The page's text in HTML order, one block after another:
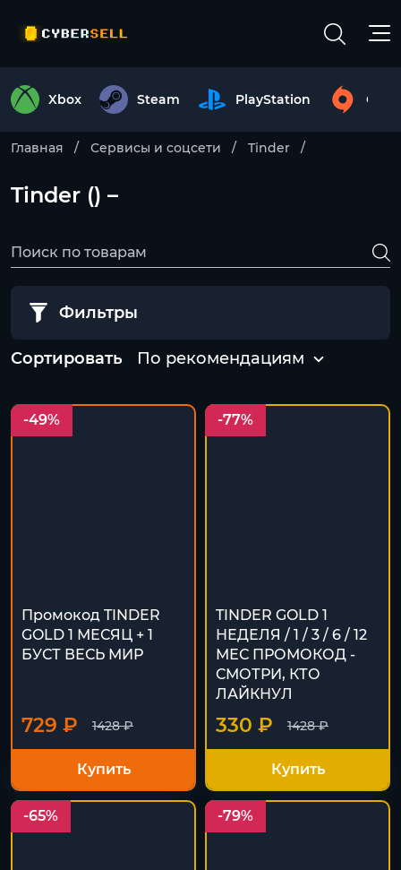
Xbox Steam PlayStation
Главная Сервисы и соцсети Tinder
Tinder () –
Фильтры
Сортировать По рекомендациям
-49%
Промокод TINDER
GOLD 1 МЕСЯЦ + 1
БУСТ ВЕСЬ МИР
1428 ₽
729 ₽
Купить
-77%
TINDER GOLD 1
НЕДЕЛЯ / 1 / 3 / 6 / 12
МЕС ПРОМОКОД -
СМОТРИ, КТО
ЛАЙКНУЛ
1428 ₽
330 ₽
Купить
-65% -79%